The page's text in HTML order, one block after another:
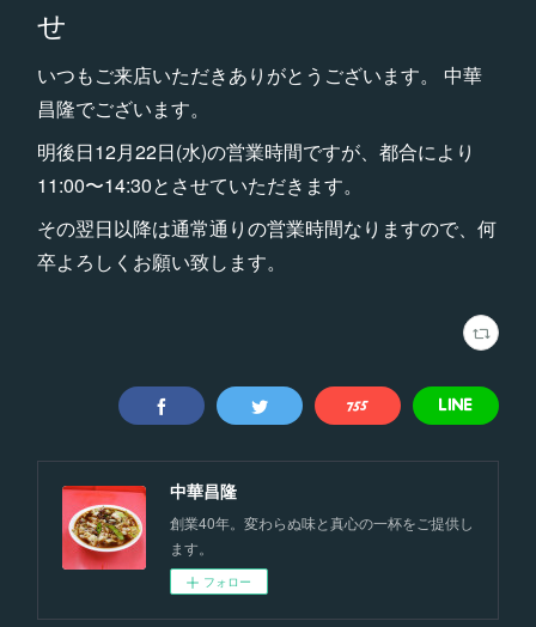
せ
いつもご来店いただきありがとうございます。 中華
昌隆でございます。
明後日12月22日(水)の営業時間ですが、都合により
11:00〜14:30とさせていただきます。
その翌日以降は通常通りの営業時間なりますので、何
卒よろしくお願い致します。
中華昌隆
創業40年。変わらぬ味と真心の一杯をご提供し
ます。
フォロー